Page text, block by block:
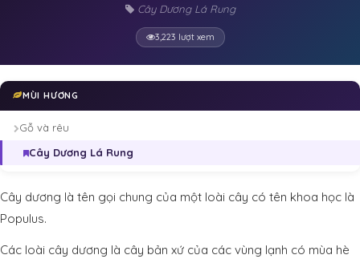
Cây Dương Lá Rung
3,223 lượt xem
MÙI HƯƠNG
Gỗ và rêu
Cây Dương Lá Rung
Cây dương là tên gọi chung của một loài cây có tên khoa học là
Populus.
Các loài cây dương là cây bản xứ của các vùng lạnh có mùa hè